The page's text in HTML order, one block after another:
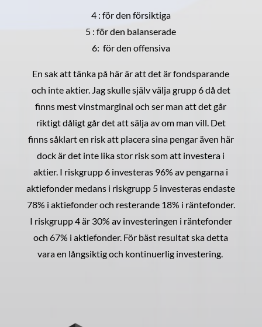
4 : för den försiktiga
5 : för den balanserade
6: för den offensiva
En sak att tänka på här är att det är fondsparande
och inte aktier. Jag skulle själv välja grupp 6 då det
finns mest vinstmarginal och ser man att det går
riktigt dåligt går det att sälja av om man vill. Det
finns såklart en risk att placera sina pengar även här
dock är det inte lika stor risk som att investera i
aktier. I riskgrupp 6 investeras 96% av pengarna i
aktiefonder medans i riskgrupp 5 investeras endaste
78% i aktiefonder och resterande 18% i räntefonder.
I riskgrupp 4 är 30% av investeringen i räntefonder
och 67% i aktiefonder. För bäst resultat ska detta
vara en långsiktig och kontinuerlig investering.